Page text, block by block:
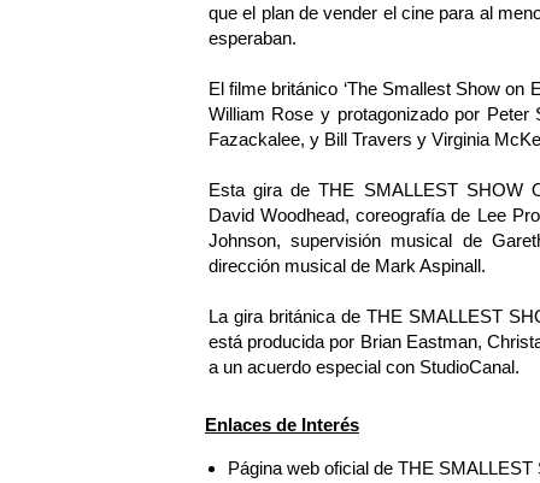
que el plan de vender el cine para al
esperaban.
El filme británico ‘The Smallest Show on
William Rose y protagonizado por
Fazackalee, y Bill Travers y Virginia
Esta gira de THE SMALLEST SHOW
David Woodhead, coreografía de Lee
Johnson, supervisión musical de
dirección musical de Mark Aspinall.
La gira británica de THE SMALLEST
está producida por Brian Eastman,
a un acuerdo especial con StudioCanal.
Enlaces de Interés
Página web oficial de THE